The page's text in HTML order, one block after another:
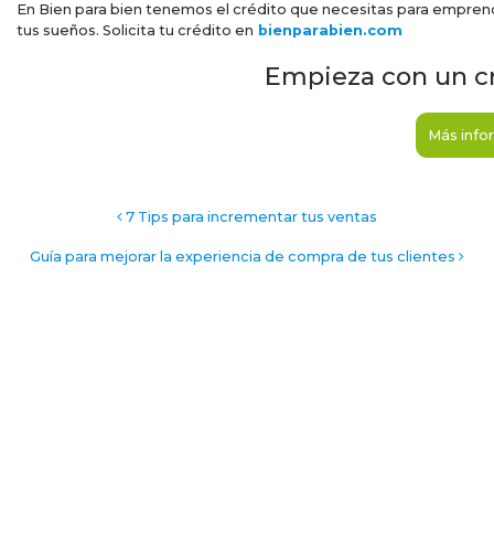
En Bien para bien tenemos el crédito que necesitas para
tus sueños. Solicita tu crédito en bienparabien.com
Empieza con un
Más
Post navigation
7 Tips para incrementar tus ventas
Guía para mejorar la experiencia de compra de tus clientes